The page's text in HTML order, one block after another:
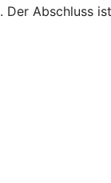
Abschluss